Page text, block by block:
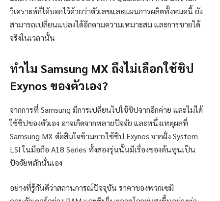
วิเคราะห์ก็ได้บอกไว้ด้วยว่าตัวเลขและแผนการผลิตทั้งหมดนี้ ยัง
สามารถเปลี่ยนแปลงได้อีกตามความเหมาะสม และการขายได้
จริงในเวลานั้น
ทำไม Samsung MX ถึงไม่เลือกใช้ชิป
Exynos ของตัวเอง?
จากการที่ Samsung มีการเปลี่ยนไปใช้ชิปจากอีกค่าย และไม่ได้
ใช้ชิปของตัวเอง อาจเกิดจากหลายปัจจัย และหนึ่งเหตุผลที่
Samsung MX ตัดสินใจข้ามการใช้ชิป Exynos จากฝั่ง System
LSI ในมือถือ A18 Series ทั้งสองรุ่นนั้นมีเรื่องของต้นทุนเป็น
ปัจจัยหลักนั่นเอง
อย่างที่รู้กันดีว่าสถานการณ์ปัจจุบัน ราคาของพวกเซมิ